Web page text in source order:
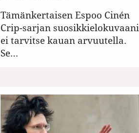
Tämänkertaisen Espoo Cinén
Crip-sarjan suosikkielokuvaani
ei tarvitse kauan arvuutella.
Se…